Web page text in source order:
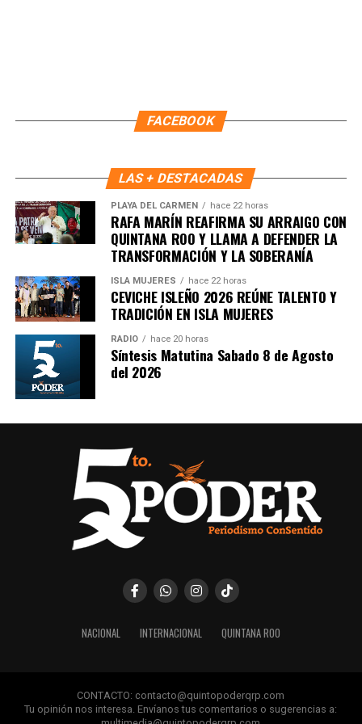
Recibe las noticias al instante
Únete al canal oficial de WhatsApp de
Quinto Podery recibe las noticias más
importantes de Quintana Roo directamente
en tu teléfono.
Unirme al canal de WhatsApp
FACEBOOK
LAS + DESTACADAS
PLAYA DEL CARMEN hace 22 horas
RAFA MARÍN REAFIRMA SU ARRAIGO CON
QUINTANA ROO Y LLAMA A DEFENDER LA
TRANSFORMACIÓN Y LA SOBERANÍA
ISLA MUJERES hace 22 horas
CEVICHE ISLEÑO 2026 REÚNE TALENTO Y
TRADICIÓN EN ISLA MUJERES
RADIO hace 20 horas
Síntesis Matutina Sabado 8 de Agosto
del 2026
NACIONAL INTERNACIONAL QUINTANA ROO
CONTACTO: contacto@quintopoderqrp.com
Tu opinión nos interesa. Envíanos tus comentarios o sugerencias a: